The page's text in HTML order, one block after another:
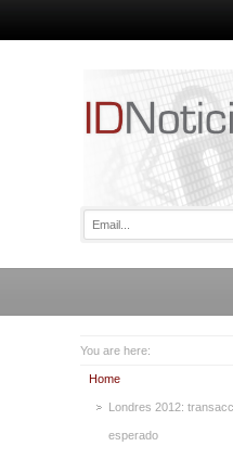
You are here:
Home
Londres 2012:
esperado